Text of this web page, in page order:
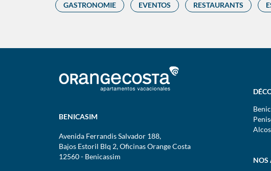
GASTRONOMIE EVENTOS RESTAURANTS
BENICASIM
Avenida Ferrandis Salvador 188,
Bajos Estoril Blq 2, Oficinas Orange Costa
12560 - Benicassim
NOS